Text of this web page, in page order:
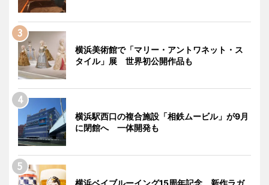
横浜美術館で「マリー・アントワネット・ス
タイル」展 世界初公開作品も
横浜駅西口の複合施設「相鉄ムービル」が9月
に閉館へ 一体開発も
横浜ベイブルーイング15周年記念 新作ラガ